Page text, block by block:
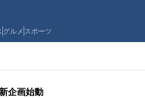
グルメ スポーツ
企画始動